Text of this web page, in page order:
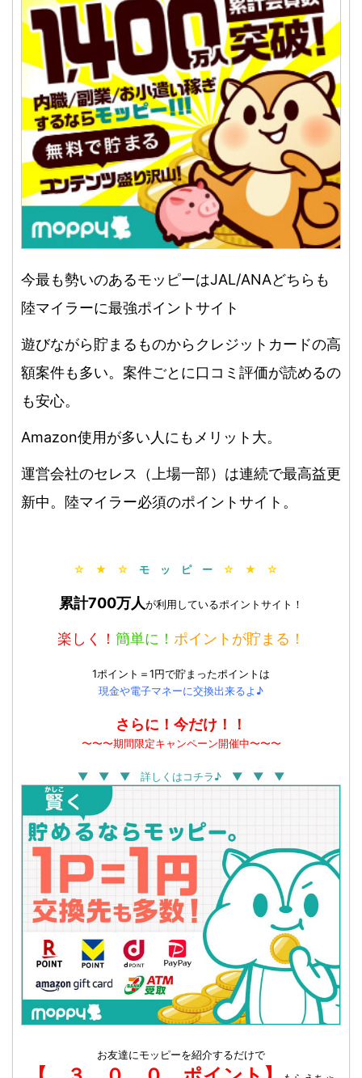
今最も勢いのあるモッピーはJAL/ANAどちらも
陸マイラーに最強ポイントサイト
遊びながら貯まるものからクレジットカードの高
額案件も多い。案件ごとに口コミ評価が読めるの
も安心。
Amazon使用が多い人にもメリット大。
運営会社のセレス（上場一部）は連続で最高益更
新中。陸マイラー必須のポイントサイト。
☆ ★ ☆ モ ッ ピ ー ☆ ★ ☆
累計700万人が利用しているポイントサイト！
楽しく！ 簡単に！ ポイントが貯まる！
1ポイント＝1円で貯まったポイントは
現金や電子マネーに交換出来るよ♪
さらに！今だけ！！
〜〜〜期間限定キャンペーン開催中〜〜〜
▼ ▼ ▼ 詳しくはコチラ♪ ▼ ▼ ▼
お友達にモッピーを紹介するだけで